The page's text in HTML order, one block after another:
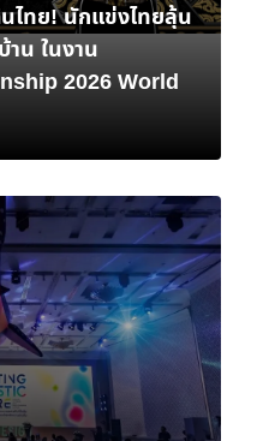
ทย! นักแข่งไทยลุ้น
าน ในงาน
2026 World